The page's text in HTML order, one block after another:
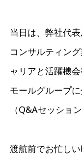
当日は、弊社代
コンサルティン
ャリアと活躍機
モールグループ
（Q&Aセッショ
渡航前でお忙し